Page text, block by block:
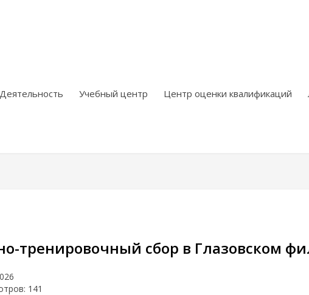
Деятельность Учебный центр Центр оценки квалификаций
тренировочный сбор в Глазовском
141